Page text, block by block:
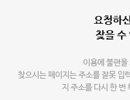
요청하
찾을 수
이용에 불편을
찾으시는 페이지는 주소를 잘못 입
지 주소를 다시 한 번